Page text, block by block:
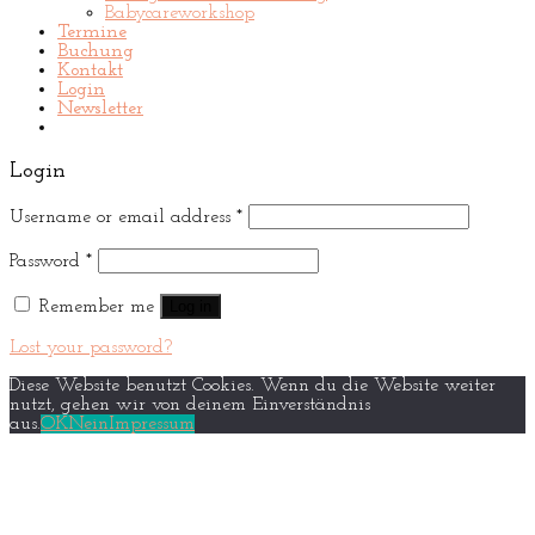
Babycareworkshop
Termine
Buchung
Kontakt
Login
Newsletter
Login
Username or email address *
Password *
Remember me
Lost your password?
Diese Website benutzt Cookies. Wenn du die Website weiter
nutzt, gehen wir von deinem Einverständnis
aus.OKNeinImpressum